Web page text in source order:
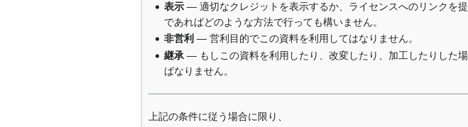
表示 — 適切なクレジットを表示するか、ライセンスへのリンクを
であればどのような方法で行っても構いません。
非営利 — 営利目的でこの資料を利用してはなりません。
継承 — もしこの資料を利用したり、改変したり、加工したりした
ばなりません。
上記の条件に従う場合に限り、